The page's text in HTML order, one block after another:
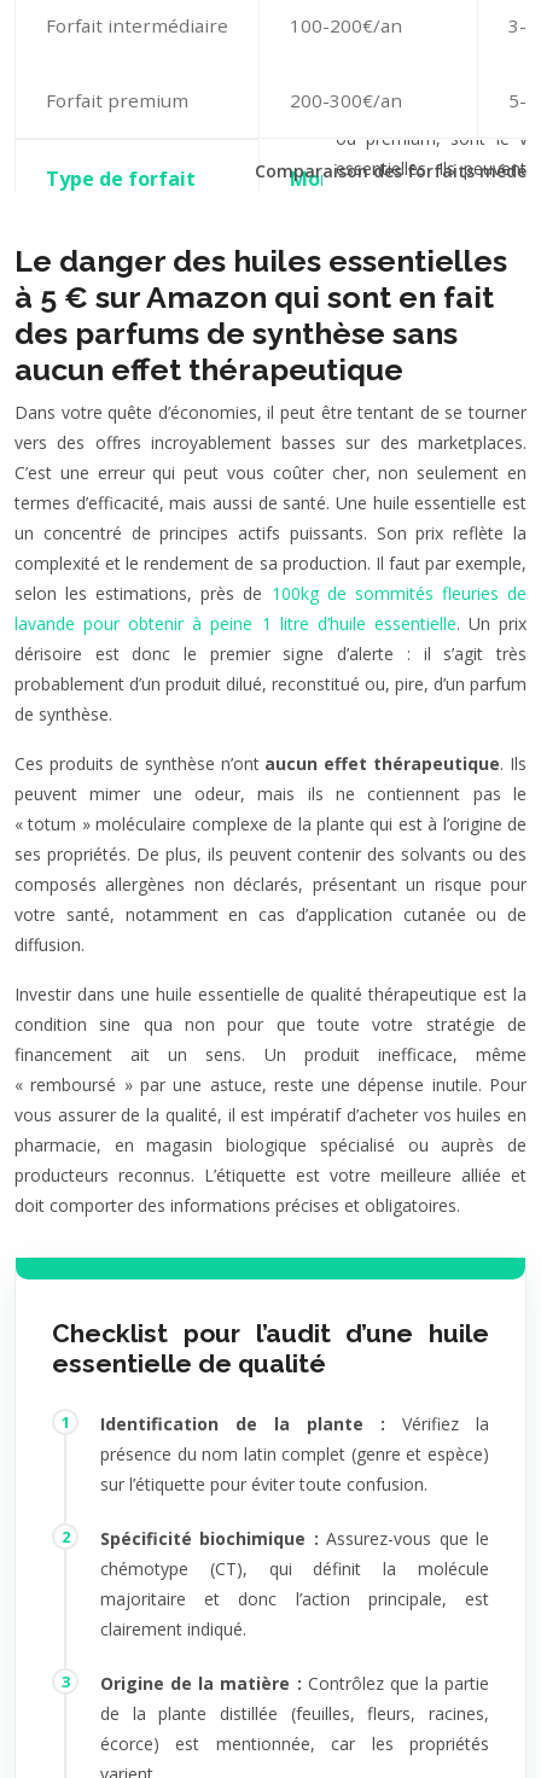
Comparaison des forfaits
Forfait intermédiaire 100-200€/an 3-
Forfait premium 200-300€/an 5-
Le danger des huiles essentielles
à 5 € sur Amazon qui sont en fait
des parfums de synthèse sans
aucun effet thérapeutique
Dans votre quête d’économies, il peut être tentant de se tourner
vers des offres incroyablement basses sur des marketplaces.
C’est une erreur qui peut vous coûter cher, non seulement en
termes d’efficacité, mais aussi de santé. Une huile essentielle est
un concentré de principes actifs puissants. Son prix reflète la
complexité et le rendement de sa production. Il faut par exemple,
selon les estimations, près de 100kg de sommités fleuries de
lavande pour obtenir à peine 1 litre d’huile essentielle. Un prix
dérisoire est donc le premier signe d’alerte : il s’agit très
probablement d’un produit dilué, reconstitué ou, pire, d’un parfum
de synthèse.
Ces produits de synthèse n’ont aucun effet thérapeutique. Ils
peuvent mimer une odeur, mais ils ne contiennent pas le
« totum » moléculaire complexe de la plante qui est à l’origine de
ses propriétés. De plus, ils peuvent contenir des solvants ou des
composés allergènes non déclarés, présentant un risque pour
votre santé, notamment en cas d’application cutanée ou de
diffusion.
Investir dans une huile essentielle de qualité thérapeutique est la
condition sine qua non pour que toute votre stratégie de
financement ait un sens. Un produit inefficace, même
« remboursé » par une astuce, reste une dépense inutile. Pour
vous assurer de la qualité, il est impératif d’acheter vos huiles en
pharmacie, en magasin biologique spécialisé ou auprès de
producteurs reconnus. L’étiquette est votre meilleure alliée et
doit comporter des informations précises et obligatoires.
Checklist pour l’audit d’une huile
essentielle de qualité
Identification de la plante : Vérifiez la
présence du nom latin complet (genre et espèce)
sur l’étiquette pour éviter toute confusion.
Spécificité biochimique : Assurez-vous que le
chémotype (CT), qui définit la molécule
majoritaire et donc l’action principale, est
clairement indiqué.
Origine de la matière : Contrôlez que la partie
de la plante distillée (feuilles, fleurs, racines,
écorce) est mentionnée, car les propriétés